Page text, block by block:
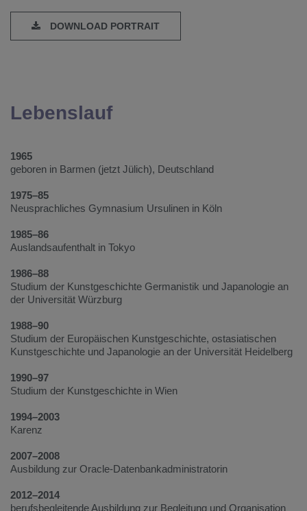
DOWNLOAD PORTRAIT
Lebenslauf
1965
geboren in Barmen (jetzt Jülich), Deutschland
1975–85
Neusprachliches Gymnasium Ursulinen in Köln
1985–86
Auslandsaufenthalt in Tokyo
1986–88
Studium der Kunstgeschichte Germanistik und Japanologie an
der Universität Würzburg
1988–90
Studium der Europäischen Kunstgeschichte, ostasiatischen
Kunstgeschichte und Japanologie an der Universität Heidelberg
1990–97
Studium der Kunstgeschichte in Wien
1994–2003
Karenz
2007–2008
Ausbildung zur Oracle-Datenbankadministratorin
2012–2014
berufsbegleitende Ausbildung zur Begleitung und Organisation